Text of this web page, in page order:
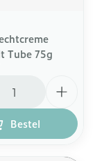
Tube 75g
Bestel